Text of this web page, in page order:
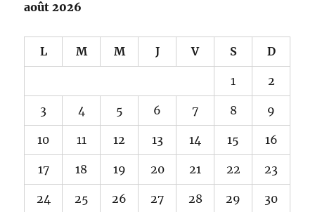
août 2026
L M M J V S D
1 2
3 4 5 6 7 8 9
10 11 12 13 14 15 16
17 18 19 20 21 22 23
24 25 26 27 28 29 30